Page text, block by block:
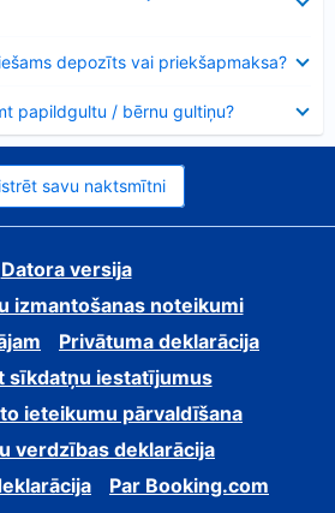
depozīts vai priekšapmaksa?
papildgultu / bērnu gultiņu?
savu naktsmītni
Datora versija
izmantošanas noteikumi
Privātuma deklarācija
sīkdatņu iestatījumus
ieteikumu pārvaldīšana
verdzības deklarācija
Par Booking.com